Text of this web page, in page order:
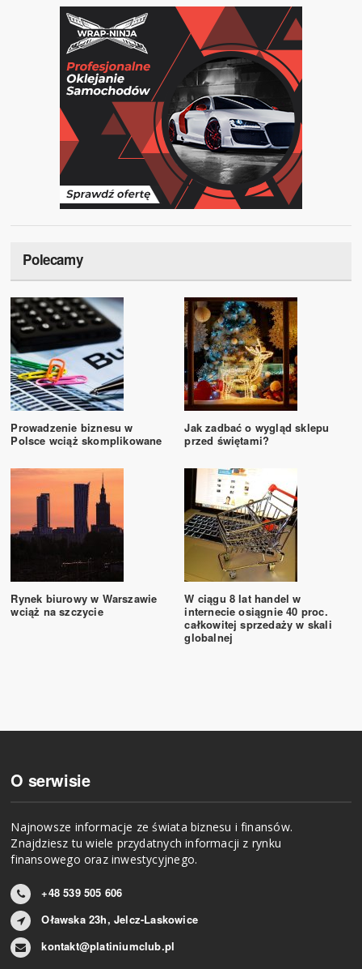
Polecamy
Prowadzenie biznesu w
Polsce wciąż skomplikowane
Jak zadbać o wygląd sklepu
przed świętami?
Rynek biurowy w Warszawie
wciąż na szczycie
W ciągu 8 lat handel w
internecie osiągnie 40 proc.
całkowitej sprzedaży w skali
globalnej
O serwisie
Najnowsze informacje ze świata biznesu i finansów.
Znajdziesz tu wiele przydatnych informacji z rynku
finansowego oraz inwestycyjnego.
+48 539 505 606
Oławska 23h, Jelcz-Laskowice
kontakt@platiniumclub.pl